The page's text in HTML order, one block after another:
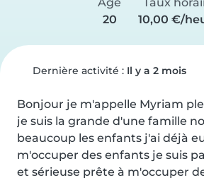
20
10,00 €/
Dernière activité : Il y a 2 mois
Bonjour je m'appelle Myriam
je suis la grande d'une famille
beaucoup les enfants j'ai déjà
m'occuper des enfants je suis
et sérieuse prête à m'occuper